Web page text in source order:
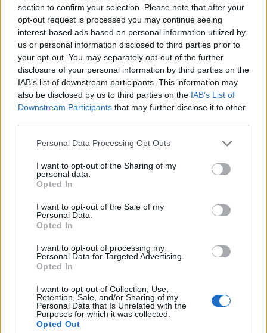
section to confirm your selection. Please note that after your
opt-out request is processed you may continue seeing
interest-based ads based on personal information utilized by
us or personal information disclosed to third parties prior to
your opt-out. You may separately opt-out of the further
disclosure of your personal information by third parties on the
IAB’s list of downstream participants. This information may
also be disclosed by us to third parties on the IAB’s List of
Downstream Participants that may further disclose it to other
Personal Data Processing Opt Outs
I want to opt-out of the Sharing of my
personal data.
Opted In
I want to opt-out of the Sale of my
Personal Data.
Opted In
I want to opt-out of processing my
Personal Data for Targeted Advertising.
Opted In
I want to opt-out of Collection, Use,
Retention, Sale, and/or Sharing of my
Personal Data that Is Unrelated with the
Purposes for which it was collected.
Opted Out
Hetek óta először csökkent az